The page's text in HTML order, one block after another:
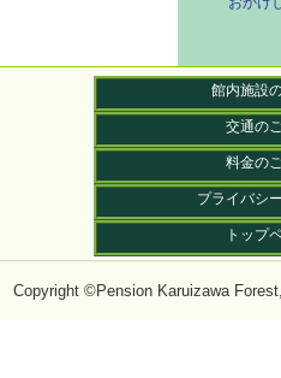
館内施設
交通の
料金の
プライバシ
トップ
Copyright ©Pension Karuizawa